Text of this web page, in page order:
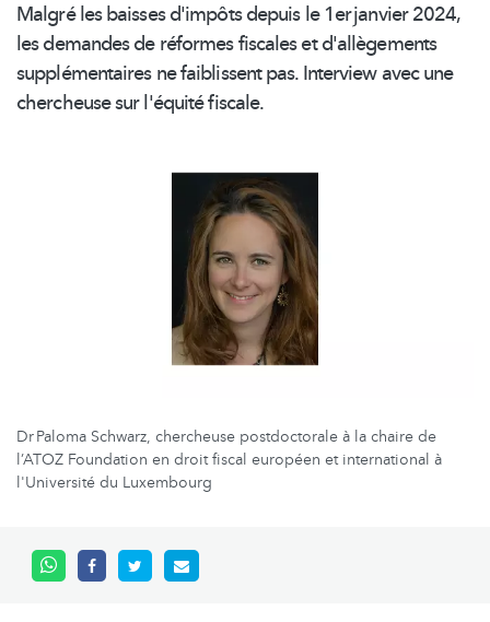
Malgré les baisses d'impôts depuis le 1er janvier 2024,
les demandes de réformes fiscales etd'allègements
supplémentairesne faiblissent pas. Interview avec une
chercheuse sur l'équité fiscale.
Dr Paloma Schwarz, chercheuse postdoctorale à la chaire de
l’ATOZ Foundation en droit fiscal européen et international à
l'Université du Luxembourg